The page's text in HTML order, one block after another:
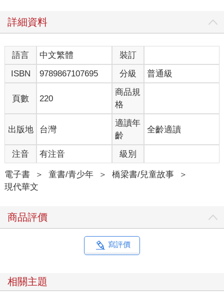
詳細資料
語言 中文繁體
裝訂
ISBN
9789867107695 分級 普通級
頁數 220
商品規
格
出版地 台灣
適讀年
齡
全齡適讀
注音 有注音 級別
電子書 ＞ 童書/青少年 ＞ 橋梁書/兒童故事
＞
現代華文
商品評價
寫評價
相關主題